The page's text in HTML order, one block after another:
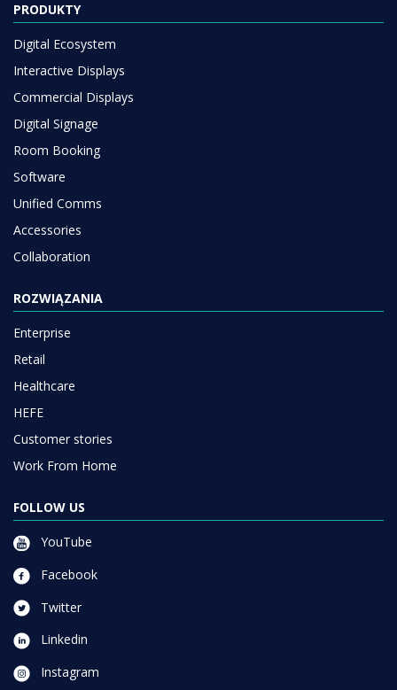
PRODUKTY
Digital Ecosystem
Interactive Displays
Commercial Displays
Digital Signage
Room Booking
Software
Unified Comms
Accessories
Collaboration
ROZWIĄZANIA
Enterprise
Retail
Healthcare
HEFE
Customer stories
Work From Home
FOLLOW US
YouTube
Facebook
Twitter
Linkedin
Instagram